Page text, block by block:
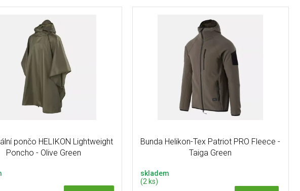
pončo HELIKON Lightweight
Poncho - Olive Green
Bunda Helikon-Tex Patriot PRO Fleece -
Taiga Green
skladem
(2 ks)